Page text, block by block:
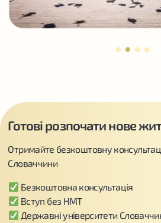
Готові розпочати нове
Отримайте безкоштовну
Словаччини
Безкоштовна консультація
Вступ без НМТ
Державні університети